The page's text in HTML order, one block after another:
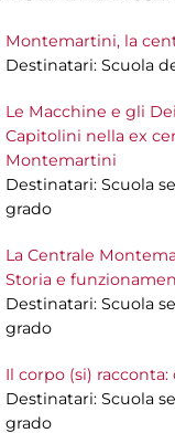
Montemartini, la
Destinatari: Scuola
Le Macchine e gli
Capitolini nella ex
Montemartini
Destinatari: Scuola
grado
La Centrale
Storia e
Destinatari: Scuola
grado
Il corpo (si)
Destinatari: Scuola
grado